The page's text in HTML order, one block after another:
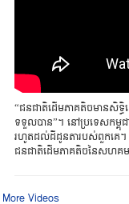
“ជនជាតិដើមភាគតិចមានសិទិ្
ទទួលបាន”។ នៅប្រទេសកម្ពុ
រហូតដល់ដីដូនតារបស់ពួកគេ។
ជនជាតិដើមភាគតិចនៃសហគ
More Videos